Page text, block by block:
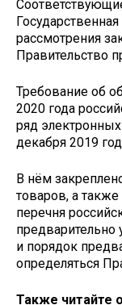
рассмотрения
Правительство
Требование об
2020 года
ряд электронных
декабря 2019
В нём
товаров, а
перечня
предварительно
и порядок
определяться
Также читайте